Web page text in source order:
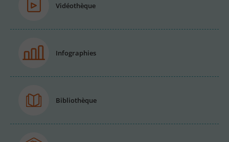
Vidéothèque
Infographies
Bibliothèque